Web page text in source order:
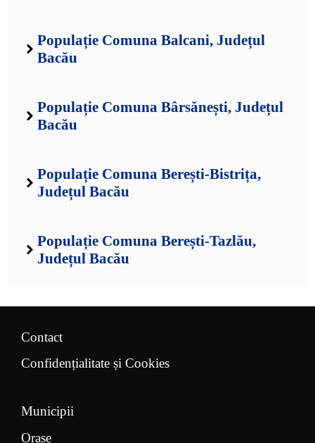
Populație Comuna Balcani, Județul
Bacău
Populație Comuna Bârsănești, Județul
Bacău
Populație Comuna Berești-Bistrița,
Județul Bacău
Populație Comuna Berești-Tazlău,
Județul Bacău
Contact
Confidențialitate și Cookies
Municipii
Orașe